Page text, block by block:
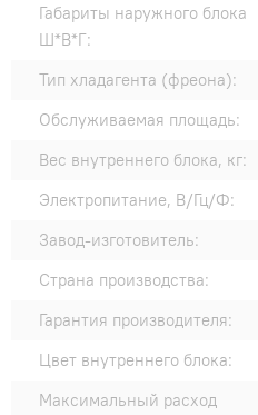
Габариты наружного блока
Ш*В*Г:
Тип хладагента (фреона):
Обслуживаемая площадь:
Вес внутреннего блока, кг:
Электропитание, В/Гц/Ф:
Завод-изготовитель:
Страна производства:
Гарантия производителя:
Цвет внутреннего блока:
Максимальный расход